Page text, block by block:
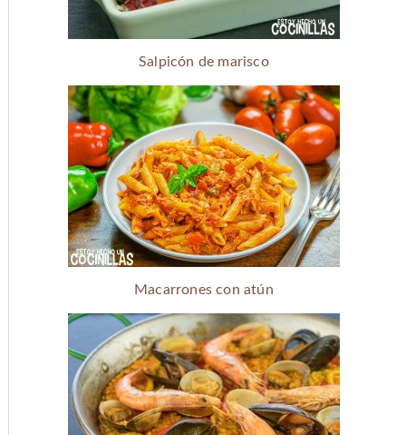
Salpicón de marisco
Macarrones con atún